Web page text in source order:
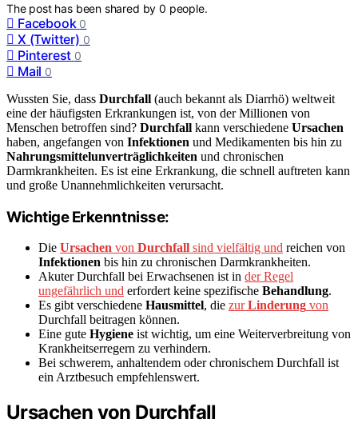
The post has been shared by0 people.
Facebook 0
X (Twitter) 0
Pinterest 0
Mail 0
Wussten Sie, dass Durchfall (auch bekannt als Diarrhö) weltweit
eine der häufigsten Erkrankungen ist, von der Millionen von
Menschen betroffen sind? Durchfall kann verschiedene Ursachen
haben, angefangen von Infektionen und Medikamenten bis hin zu
Nahrungsmittelunverträglichkeiten und chronischen
Darmkrankheiten. Es ist eine Erkrankung, die schnell auftreten kann
und große Unannehmlichkeiten verursacht.
Wichtige Erkenntnisse:
Die Ursachen von Durchfall sind vielfältig und reichen von
Infektionen bis hin zu chronischen Darmkrankheiten.
Akuter Durchfall bei Erwachsenen ist in der Regel
ungefährlich und erfordert keine spezifische Behandlung.
Es gibt verschiedene Hausmittel, die zurLinderung von
Durchfall beitragen können.
Eine gute Hygiene ist wichtig, um eine Weiterverbreitung von
Krankheitserregern zu verhindern.
Bei schwerem, anhaltendem oder chronischem Durchfall ist
ein Arztbesuch empfehlenswert.
Ursachen von Durchfall